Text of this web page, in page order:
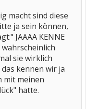
macht sind diese
ja sein können,
JAAAA KENNE
sie wirklich
das kennen wir ja
mit meinen
hatte.